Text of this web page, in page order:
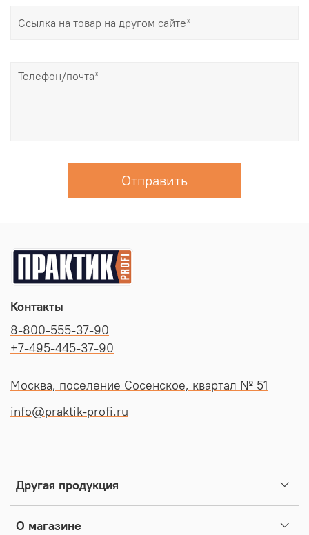
Отправить
Другая продукция
О магазине
Контакты
8-800-555-37-90
+7-495-445-37-90
Москва, поселение Сосенское, квартал № 51
info@praktik-profi.ru